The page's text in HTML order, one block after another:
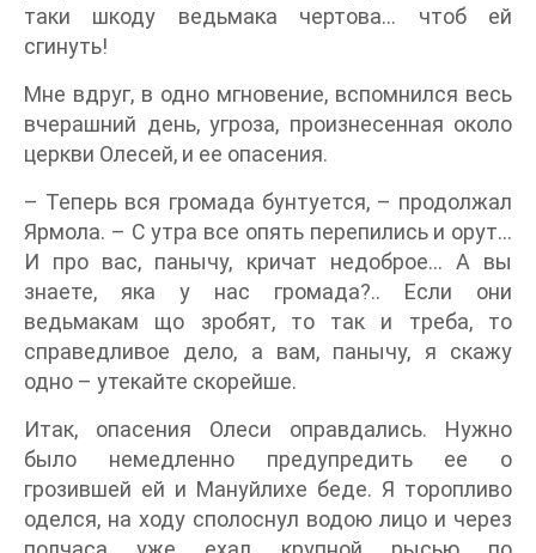
таки шкоду ведьмака чертова… чтоб ей
сгинуть!
Мне вдруг, в одно мгновение, вспомнился весь
вчерашний день, угроза, произнесенная около
церкви Олесей, и ее опасения.
– Теперь вся громада бунтуется, – продолжал
Ярмола. – С утра все опять перепились и орут…
И про вас, панычу, кричат недоброе… А вы
знаете, яка у нас громада?.. Если они
ведьмакам що зробят, то так и треба, то
справедливое дело, а вам, панычу, я скажу
одно – утекайте скорейше.
Итак, опасения Олеси оправдались. Нужно
было немедленно предупредить ее о
грозившей ей и Мануйлихе беде. Я торопливо
оделся, на ходу сполоснул водою лицо и через